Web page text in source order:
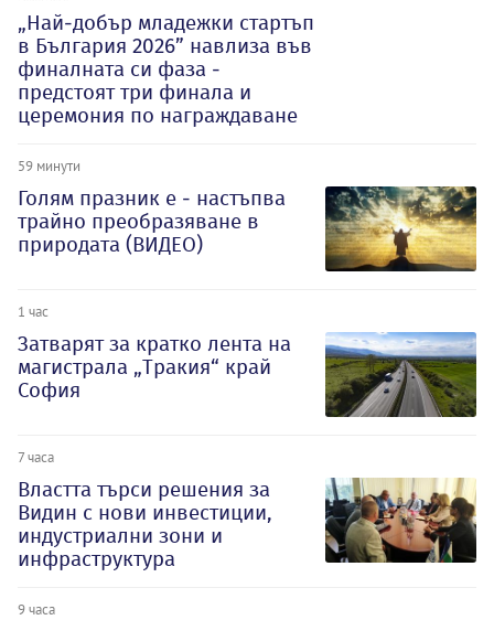
„Най-добър младежки стартъп
в България 2026” навлиза във
финалната си фаза -
предстоят три финала и
церемония по награждаване
59 минути
Голям празник е - настъпва
трайно преобразяване в
природата (ВИДЕО)
1 час
Затварят за кратко лента на
магистрала „Тракия“ край
София
7 часа
Властта търси решения за
Видин с нови инвестиции,
индустриални зони и
инфраструктура
9 часа